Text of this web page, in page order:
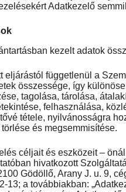
Adatkezelő
kezelt adatok
eljárástól függetlenül a
összessége, így
tagolása, tárolása,
felhasználása,
tétele, nyilvánosságra
és megsemmisítése.
céljait és eszközeit –
hivatkozott
Gödöllő, Arany J. u. 9,
13; a továbbiakban: